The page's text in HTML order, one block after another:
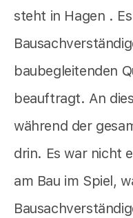
steht in Hagen .
baubegleitenden
beauftragt. An
während der
drin. Es war nicht
am Bau im Spiel,